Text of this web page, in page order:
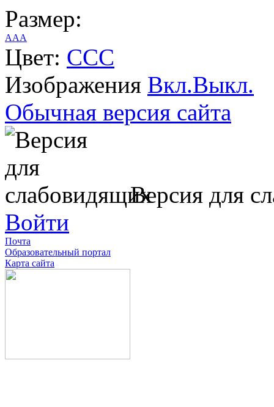
Размер:
AAA
Цвет: CCC
Изображения Вкл.Выкл.
Обычная версия сайта
Версия для
Войти
Почта
Образовательный портал
Карта сайта